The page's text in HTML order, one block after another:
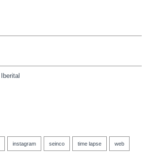
instagram seinco time lapse web